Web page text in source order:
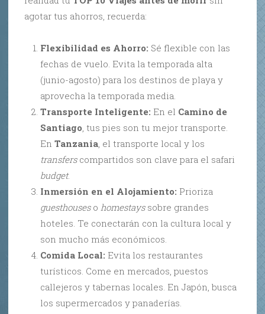
agotar tus ahorros, recuerda:
Flexibilidad es Ahorro: Sé flexible con las
fechas de vuelo. Evita la temporada alta
(junio-agosto) para los destinos de playa y
aprovecha la temporada media.
Transporte Inteligente: En el Camino de
Santiago, tus pies son tu mejor transporte.
En Tanzania, el transporte local y los
transferscompartidos son clave para el safari
budget.
Inmersión en el Alojamiento: Prioriza
guesthouseso homestayssobre grandes
hoteles. Te conectarán con la cultura local y
son mucho más económicos.
Comida Local: Evita los restaurantes
turísticos. Come en mercados, puestos
callejeros y tabernas locales. En Japón, busca
los supermercados y panaderías.